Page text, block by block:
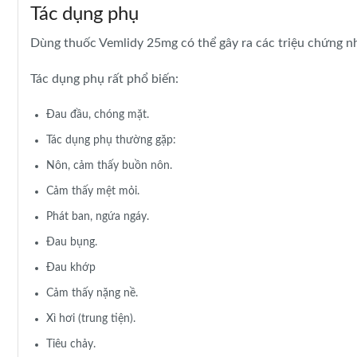
Tác dụng phụ
Dùng thuốc Vemlidy 25mg có thể gây ra các triệu chứng
Tác dụng phụ rất phổ biến:
Đau đầu, chóng mặt.
Tác dụng phụ thường gặp:
Nôn, cảm thấy buồn nôn.
Cảm thấy mệt mỏi.
Phát ban, ngứa ngáy.
Đau bụng.
Đau khớp
Cảm thấy nặng nề.
Xì hơi (trung tiện).
Tiêu chảy.